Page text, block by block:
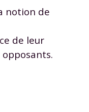
notion de
de leur